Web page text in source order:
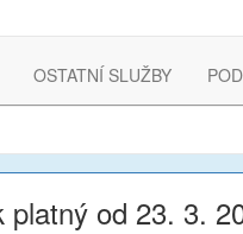
OSTATNÍ SLUŽBY
platný od 23. 3.